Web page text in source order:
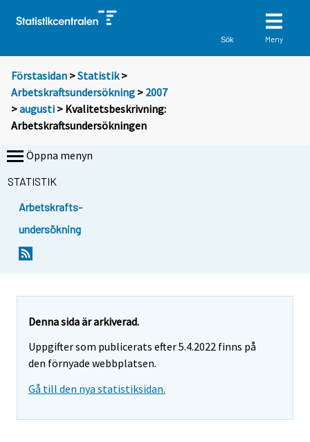
Sök Meny
Förstasidan >Statistik >
Arbetskraftsundersökning > 2007
>augusti > Kvalitetsbeskrivning:
Arbetskraftsundersökningen
Öppna menyn
STATISTIK
Arbetskrafts-
undersökning
Denna sida är arkiverad.
Uppgifter som publicerats efter 5.4.2022 finns på
den förnyade webbplatsen.
Gå till den nya statistiksidan.